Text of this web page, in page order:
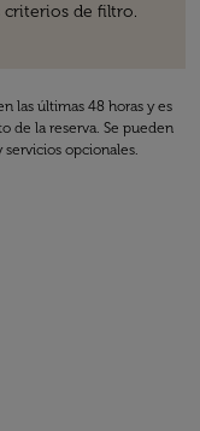
criterios de filtro.
las últimas 48 horas y es
de la reserva. Se pueden
servicios opcionales.